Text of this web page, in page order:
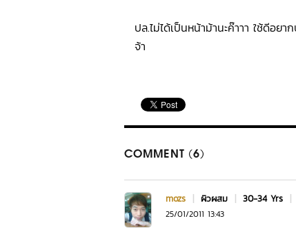
ปล.ไม่ได้เป็นหน้าม้านะค๊าาา ใช้ดีอยา
จ้า
COMMENT (6)
mozs | ผิวผสม | 30-34 Yrs |
25/01/2011 13:43